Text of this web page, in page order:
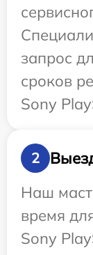
запрос
сроков
Sony
2
Наш
время
Sony